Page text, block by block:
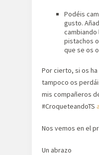
Podéis
gusto.
cambiando
pistachos
que se os
Por cierto, si os
tampoco os
mis compañeros
#CroqueteandoTS
Nos vemos en el
Un abrazo